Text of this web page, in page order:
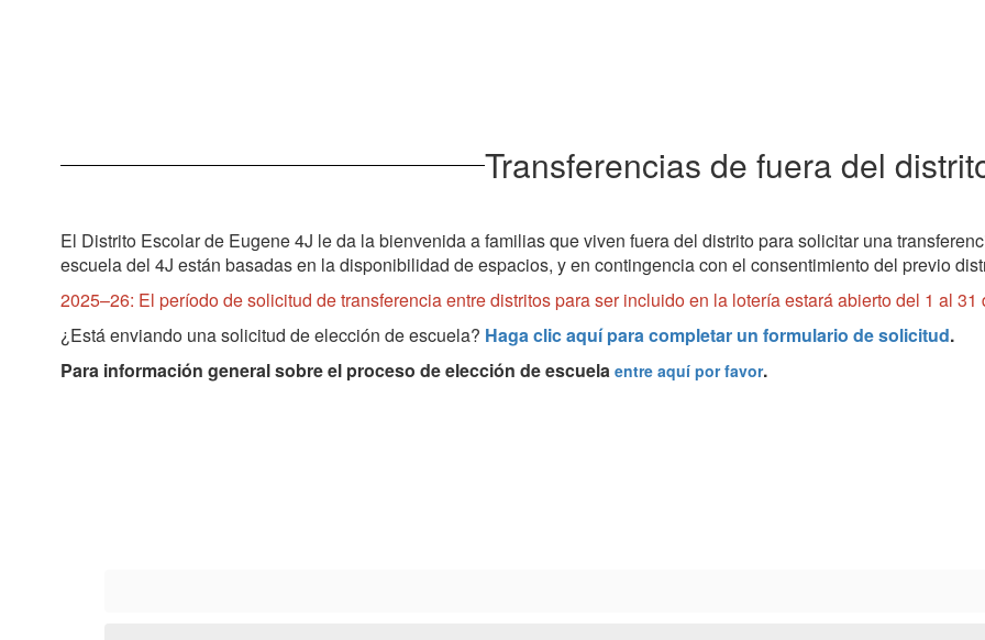
Transferencias de fuera del
El Distrito Escolar de Eugene 4J le da la bienvenida a familias que viven fuera del distrito para solicitar una
escuela del 4J están basadas en la disponibilidad de espacios, y en contingencia con el consentimiento del previo
2025–26: El período de solicitud de transferencia entre distritos para ser incluido en la lotería estará abierto del 1 al
¿Está enviando una solicitud de elección de escuela? Haga clic aquí para completar un formulario de solicitud.
Para información general sobre el proceso de elección de escuela entre aquí por favor.